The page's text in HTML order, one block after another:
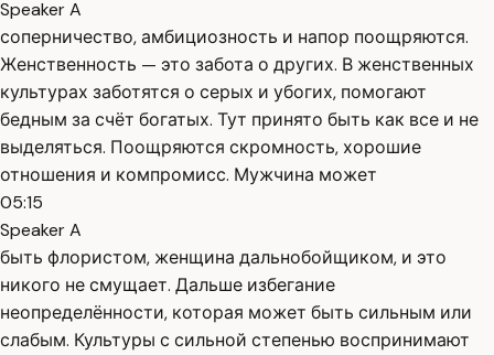
Speaker A
соперничество, амбициозность и напор поощряются.
Женственность — это забота о других. В женственных
культурах заботятся о серых и убогих, помогают
бедным за счёт богатых. Тут принято быть как все и не
выделяться. Поощряются скромность, хорошие
отношения и компромисс. Мужчина может
05:15
Speaker A
быть флористом, женщина дальнобойщиком, и это
никого не смущает. Дальше избегание
неопределённости, которая может быть сильным или
слабым. Культуры с сильной степенью воспринимают